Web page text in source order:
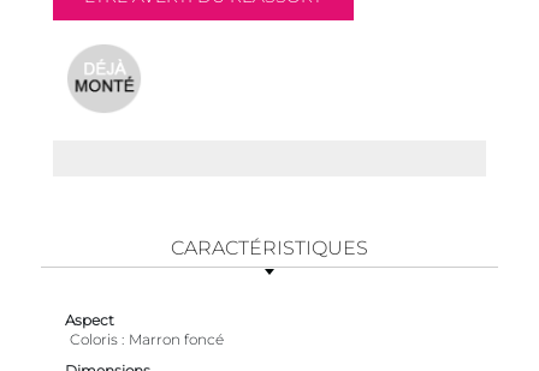
CARACTÉRISTIQUES
Aspect
Coloris
Marron foncé